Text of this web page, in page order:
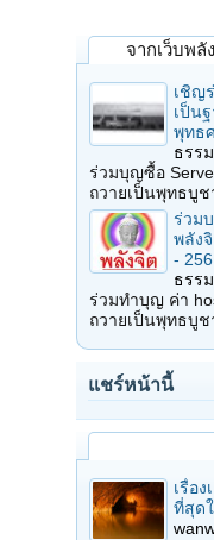
จากเว็บพลั
เชิญ
เป็น
พุทธ
ธรร
ร่วมบุญซื้อ
ถวายเป็นพุทธบู
ร่วม
พลัง
-
ธรร
ร่วมทำบุญ ค่า
ถวายเป็นพุทธบู
แชร์หน้านี้
เรื่อ
ที่สุด